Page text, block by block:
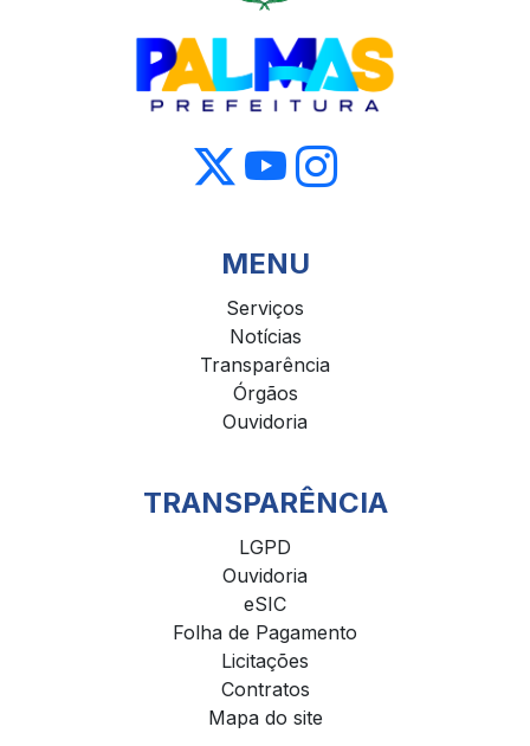
MENU
Serviços
Notícias
Transparência
Órgãos
Ouvidoria
TRANSPARÊNCIA
LGPD
Ouvidoria
eSIC
Folha de Pagamento
Licitações
Contratos
Mapa do site